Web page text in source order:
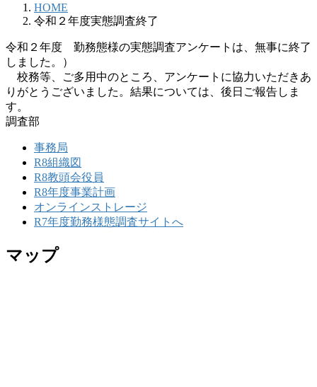
HOME
令和２年度実態調査終了
令和２年度 勤務態様の実態調査アンケートは、無事に終了
しました。）
校務等、ご多用中のところ、アンケートに協力いただきあ
りがとうございました。結果については、後日ご報告しま
す。
調査部
事務局
R8組織図
R8教頭会役員
R8年度事業計画
オンラインストレージ
R7年度勤務様態調査サイトへ
マップ